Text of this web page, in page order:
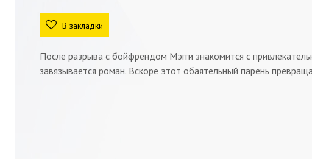
В закладки
После разрыва с бойфрендом Мэгги знакомится с
завязывается роман. Вскоре этот обаятельный парень